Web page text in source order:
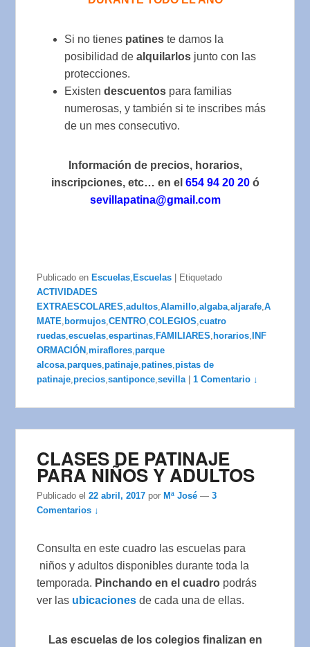
Si no tienes patines te damos la
posibilidad dealquilarlos junto con las
protecciones.
Existendescuentos para familias
numerosas, y también si te inscribes más
de un mes consecutivo.
Información de precios, horarios,
inscripciones, etc… en el 654 94 20 20ó
sevillapatina@gmail.com
Publicado en Escuelas ,Escuelas | Etiquetado
ACTIVIDADES
EXTRAESCOLARES ,adultos ,Alamillo ,algaba ,aljarafe ,A
MATE bormujos ,CENTRO ,COLEGIOS ,cuatro
ruedas ,escuelas ,espartinas ,FAMILIARES horarios ,INF
ORMACIÓN ,miraflores ,parque
alcosa ,parques ,patinaje ,patines ,pistas de
patinaje ,precios ,santiponce ,sevilla |1 Comentario ↓
CLASES DE PATINAJE
PARA NIÑOS Y ADULTOS
Publicado el22 abril, 2017 por Mª José —3
Comentarios ↓
Consulta en este cuadro las escuelas para
niños y adultos disponibles durante toda la
temporada. Pinchando en el cuadro podrás
ver las ubicaciones de cada una de ellas.
Las escuelas de los colegios finalizan en